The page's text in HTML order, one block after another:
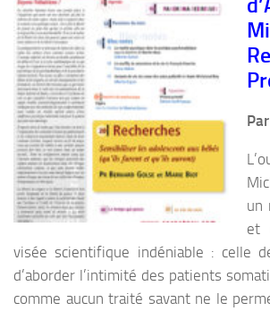
un
et
visée scientifique indéniable : celle
d’aborder l’intimité des patients
comme aucun traité savant ne le